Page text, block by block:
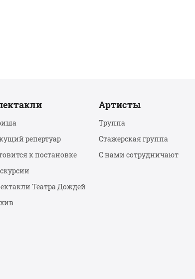
репертуар
к постановке
Театра Дождей
Артисты
Труппа
Стажерская группа
С нами сотрудничают